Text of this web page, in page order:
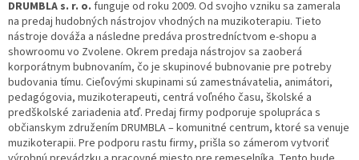
DRUMBLA s. r. o. funguje od roku 2009. Od svojho vzniku sa zamerala
na predaj hudobných nástrojov vhodných na muzikoterapiu. Tieto
nástroje dováža a následne predáva prostredníctvom e-shopu a
showroomu vo Zvolene. Okrem predaja nástrojov sa zaoberá
korporátnym bubnovaním, čo je skupinové bubnovanie pre potreby
budovania tímu. Cieľovými skupinami sú zamestnávatelia, animátori,
pedagógovia, muzikoterapeuti, centrá voľného času, školské a
predškolské zariadenia atď. Predaj firmy podporuje spolupráca s
občianskym združením DRUMBLA – komunitné centrum, ktoré sa venuje
muzikoterapii. Pre podporu rastu firmy, prišla so zámerom vytvoriť